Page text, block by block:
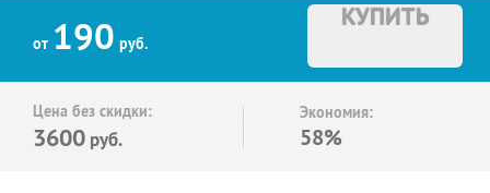
от 190 руб.
КУПИТЬ
Цена без скидки:
3600 руб.
Экономия:
58%